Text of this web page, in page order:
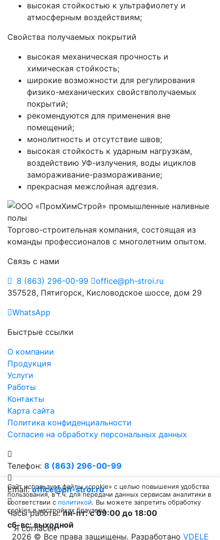
высокая стойкостью к ультрафиолету и
атмосферным воздействиям;
Свойства получаемых покрытий
высокая механическая прочность и
химическая стойкость;
широкие возможности для регулирования
физико-механических свойствполучаемых
покрытий;
рекомендуются для применения вне
помещений;
монолитность и отсутствие швов;
высокая стойкость к ударным нагрузкам,
воздействию УФ-излучения, воды ициклов
замораживание-размораживание;
прекрасная межслойная адгезия.
Торгово-строительная компания, состоящая из
команды профессионалов с многолетним опытом.
Связь с нами
8 (863) 296-00-99
office@ph-stroi.ru
357528, Пятигорск, Кисловодское шоссе, дом 29
WhatsApp
Быстрые ссылки
О компании
Продукция
Услуги
Работы
Контакты
Карта сайта
Политика конфиденциальности
Согласие на обработку персональных данных
Телефон: 8 (863) 296-00-99
Email: office@ph-stroi.ru
Часы работы: пн-пт: c 09:00 до 18:00
сб-вс: выходной
2026 © Все права защищены. Разработано VDELE
Сайт использует файлы «cookie» с целью повышения удобства
пользования, в т.ч. для передачи данных сервисам аналитики в
соответствии с политикой. Вы можете запретить обработку
cookies в настройках браузера.
Я согласен